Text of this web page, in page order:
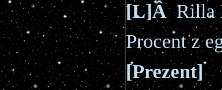
[L]Â Rilla
Procent z
[Prezent]